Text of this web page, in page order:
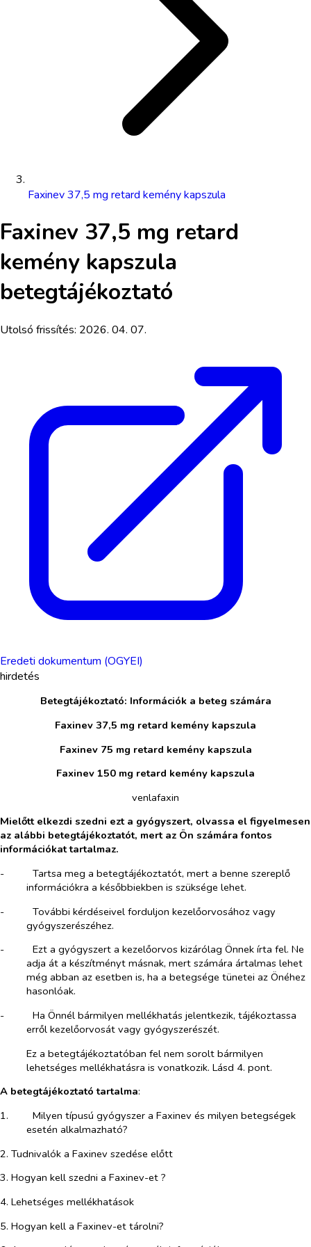
Faxinev 37,5 mg retard kemény kapszula
Faxinev 37,5 mg retard
kemény kapszula
betegtájékoztató
Utolsó frissítés: 2026. 04. 07.
Eredeti dokumentum (OGYEI)
hirdetés
Betegtájékoztató: Információk a beteg számára
Faxinev 37,5 mg retard kemény kapszula
Faxinev 75 mg retard kemény kapszula
Faxinev 150 mg retard kemény kapszula
venlafaxin
Mielőtt elkezdi szedni ezt a gyógyszert, olvassa el figyelmesen
az alábbi betegtájékoztatót, mert az Ön számára fontos
információkat tartalmaz.
-​
Tartsa meg a betegtájékoztatót, mert a benne szereplő
információkra a későbbiekben is szüksége lehet.
-​
További kérdéseivel forduljon kezelőorvosához vagy
gyógyszerészéhez.
-​
Ezt a gyógyszert a kezelőorvos kizárólag Önnek írta fel. Ne
adja át a készítményt másnak, mert számára ártalmas lehet
még abban az esetben is, ha a betegsége tünetei az Önéhez
hasonlóak.
-​
Ha Önnél bármilyen mellékhatás jelentkezik, tájékoztassa
erről kezelőorvosát vagy gyógyszerészét.
Ez a betegtájékoztatóban fel nem sorolt bármilyen
lehetséges mellékhatásra is vonatkozik. Lásd 4. pont.
A betegtájékoztató tartalma:
1.​
Milyen típusú gyógyszer a Faxinev és milyen betegségek
esetén alkalmazható?
2. Tudnivalók a Faxinev szedése előtt
3. Hogyan kell szedni a Faxinev-et ?
4. Lehetséges mellékhatások
5. Hogyan kell a Faxinev-et tárolni?